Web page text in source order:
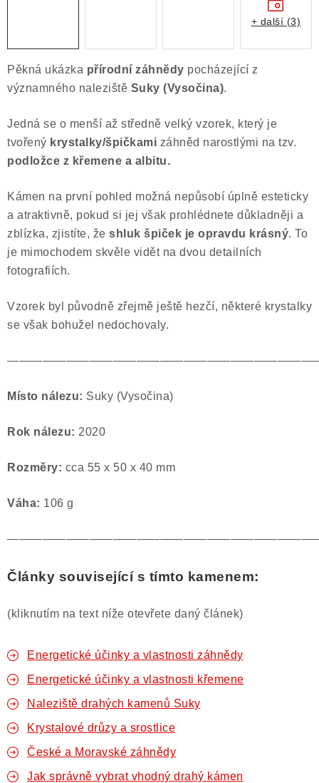
Ochrana osobních údajů
Formulář pro uplatnění reklamace
Formulář pro odstoupení od smlouvy
Pěkná ukázka přírodní záhnědy pocházející z
významného naleziště Suky (Vysočina).
Jedná se o menší až středně velký vzorek, který je
tvořený krystalky/špičkami záhněd narostlými na tzv.
podložce z křemene a albitu.
Kámen na první pohled možná nepůsobí úplně esteticky
a atraktivně, pokud si jej však prohlédnete důkladněji a
zblízka, zjistíte, že shluk špiček je opravdu krásný. To
je mimochodem skvěle vidět na dvou detailních
fotografiích.
Vzorek byl původně zřejmě ještě hezčí, některé krystalky
se však bohužel nedochovaly.
Místo nálezu: Suky (Vysočina)
Rok nálezu: 2020
Rozměry: cca 55 x 50 x 40 mm
Váha: 106 g
Články související s tímto kamenem:
(kliknutím na text níže otevřete daný článek)
Energetické účinky a vlastnosti záhnědy
Energetické účinky a vlastnosti křemene
Naleziště drahých kamenů Suky
Krystalové drůzy a srostlice
České a Moravské záhnědy
Jak správně vybrat vhodný drahý kámen
+ další (3)